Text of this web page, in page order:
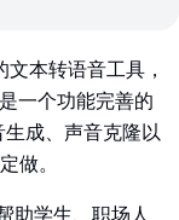
文本转语音工具，
一个功能完善的
成、声音克隆以
做。
助学生、职场人